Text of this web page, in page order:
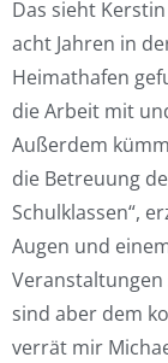
Das sieht
acht Jahren in
Heimathafen
die Arbeit mit
Außerdem
die Betreuung
Schulklassen“,
Augen und
sind aber dem
verrät mir